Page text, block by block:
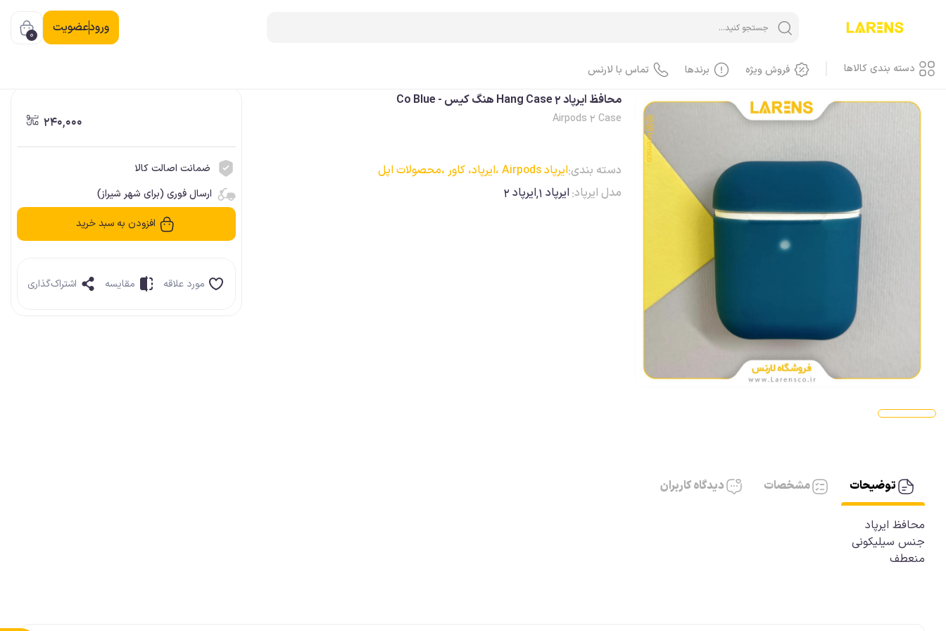
ورودعضویت 0
دسته بندی کالاها
آیفون، گوشی
آیفون، کاور، کیف
آیفون، کابل
آیفون، محافظ صفحه، گلس
آیفون، لوازم جانبی
آیفون، باطری
آیفون، هندسفری، هدست
آیفون، کابل AUX
آیفون شارژر
اپل واچ، بند
اپل واچ، کاور
ایرپاد، کاور
فروش ویژه برندها تماس با لارنس
خانه
محافظ ایرپاد 2 Hang Case هنگ کیس - Co Blue
Airpods 2 Case
دسته بندی:ایرپاد Airpods ، ایرپاد، کاور ،محصولات اپل
مدل ایرپاد:ایرپاد 1,ایرپاد 2
240,000
ضمانت اصالت کالا
ارسال فوری (برای شهر شیراز)
افزودن به سبد خرید
مورد علاقه مقایسه اشتراک‌گذاری
توضیحات مشخصات دیدگاه کاربران
محافظ ایرپاد
جنس سیلیکونی
منعطف